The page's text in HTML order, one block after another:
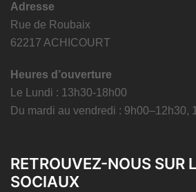
Adresse
Rue de Roubaix
62217 ACHICOURT
Heures d’ouverture
Le Lundi : 13h30-18h00
Du mardi au vendredi : 9h00–12h30,
RETROUVEZ-NOUS SUR
SOCIAUX